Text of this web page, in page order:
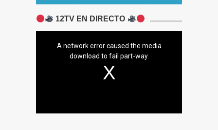
12TV EN DIRECTO
A network error caused the media
download to fail part-way.